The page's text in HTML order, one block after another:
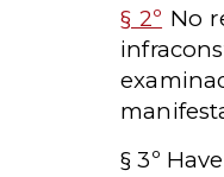
§ 2º No
§ 3º